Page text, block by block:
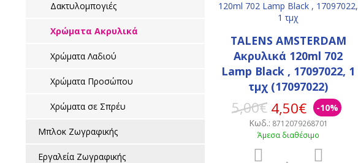
Δακτυλομπογιές
Χρώματα Ακρυλικά
Χρώματα Λαδιού
Χρώματα Προσώπου
Χρώματα σε Σπρέυ
Μπλοκ Ζωγραφικής
Εργαλεία Ζωγραφικής
TALENS AMSTERDAΜ
Ακρυλικά 120ml 702
Lamp Black , 17097022, 1
τμχ (17097022)
5,00€ 4,50€
-10%
Κωδ.: 8712079268701
Άμεσα διαθέσιμο